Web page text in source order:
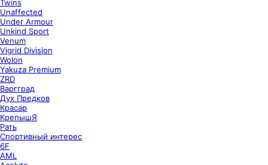
Twins
Unaffected
Under Armour
Unkind Sport
Venum
Vigrid Division
Wolon
Yakuza Premium
ZRD
Варгград
Дух Предков
Красар
КрепышЯ
Рать
Спортивный интерес
6F
AML